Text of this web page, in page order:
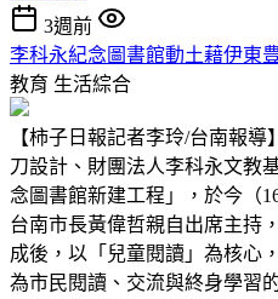
3週前
李科永紀念圖書館動土藉伊東
教育 生活綜合
【柿子日報記者李玲/台南報
刀設計、財團法人李科永文教
念圖書館新建工程」，於今（
台南市長黃偉哲親自出席主持
成後，以「兒童閱讀」為核心
為市民閱讀、交流與終身學習